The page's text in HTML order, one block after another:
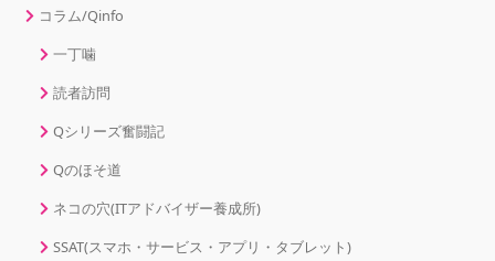
コラム/Qinfo
一丁噛
読者訪問
Qシリーズ奮闘記
Qのほそ道
ネコの穴(ITアドバイザー養成所)
SSAT(スマホ・サービス・アプリ・タブレット)